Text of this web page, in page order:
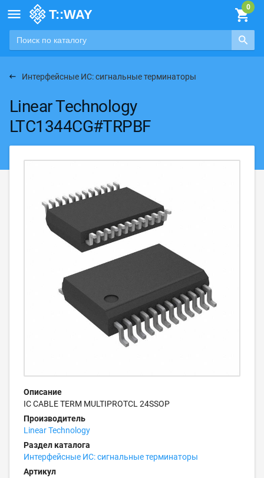

Интерфейсные ИС: сигнальные терминаторы
Linear Technology
LTC1344CG#TRPBF
Описание
IC CABLE TERM MULTIPROTCL 24SSOP
Производитель
Linear Technology
Раздел каталога
Интерфейсные ИС: сигнальные терминаторы
Артикул